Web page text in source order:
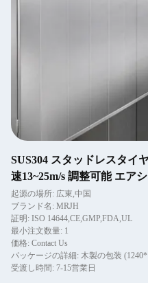
SUS304 スタッドレスタイ
速13~25m/s 調整可能 エア
起源の場所: 広東,中国
ブランド名: MRJH
証明: ISO 14644,CE,GMP,FDA,UL
最小注文数量: 1
価格: Contact Us
パッケージの詳細: 木製の包装
受渡し時間: 7-15営業日